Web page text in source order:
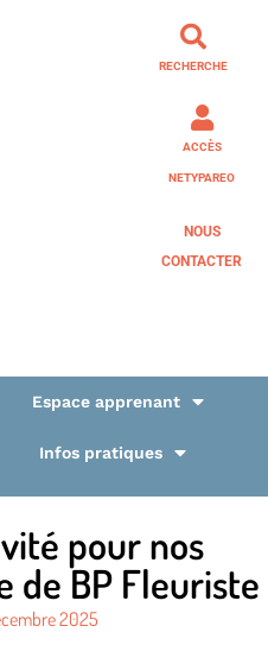
RECHERCHE
ACCÈS
NETYPAREO
NOUS
CONTACTER
Espace apprenant
Infos pratiques
pour nos
de BP Fleuriste
2025